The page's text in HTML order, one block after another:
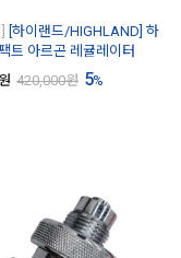
[하이랜드/HIGHLAND] 하
트 아르곤 레귤레이터
420,000원 5%